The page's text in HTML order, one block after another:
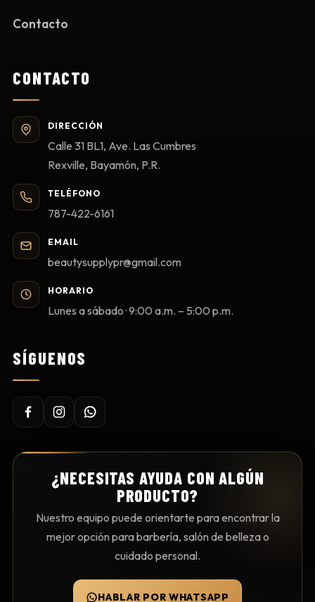
Contacto
CONTACTO
DIRECCIÓN
Calle 31 BL1, Ave. Las Cumbres
Rexville, Bayamón, P.R.
TELÉFONO
787-422-6161
EMAIL
beautysupplypr@gmail.com
HORARIO
Lunes a sábado · 9:00 a.m. – 5:00 p.m.
SÍGUENOS
¿NECESITAS AYUDA CON ALGÚN
PRODUCTO?
Nuestro equipo puede orientarte para encontrar la
mejor opción para barbería, salón de belleza o
cuidado personal.
HABLAR POR WHATSAPP